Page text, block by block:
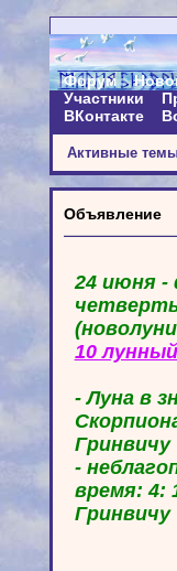
Форум
Участники
ВКонтакте
Активные
Объявление
24 июня -
10
- Луна в
Гринвичу
-
время: 4:
Гринвичу